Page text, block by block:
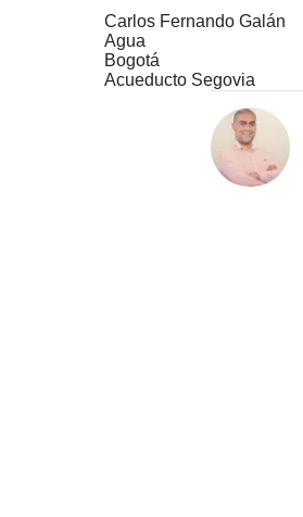
Carlos Fernando Galán
Agua
Bogotá
Acueducto Segovia